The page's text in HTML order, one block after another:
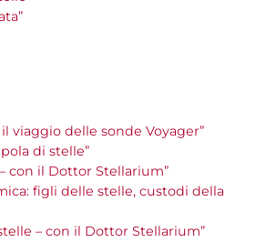
viaggio delle sonde Voyager”
di stelle”
con il Dottor Stellarium”
figli delle stelle, custodi della
– con il Dottor Stellarium”